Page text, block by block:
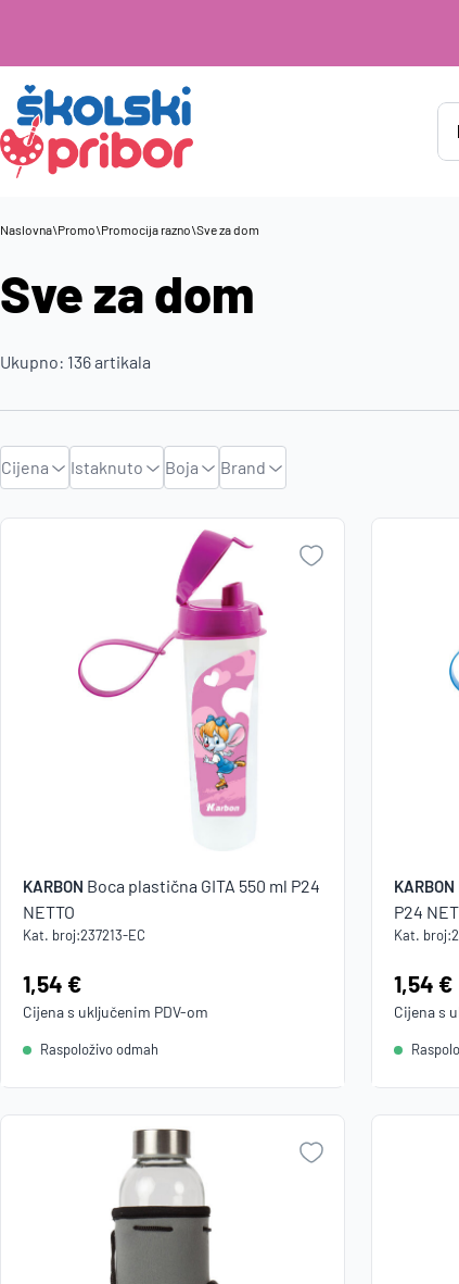
Naslovna\Promo\Promocija razno\Sve za dom
Sve za dom
Ukupno: 136artikala
Cijena Istaknuto Boja Brand
KARBON Boca plastična GITA 550 ml P24
NETTO
Kat. broj:237213-EC
Cijena:
1,54 €
Cijena s uključenim PDV-om
Raspoloživo odmah
KARBON
P24
Kat. broj:
Cijena:
1,54 €
Cijena s